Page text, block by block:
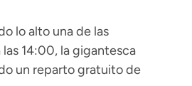
lo alto una de las
14:00, la gigantesca
un reparto gratuito de